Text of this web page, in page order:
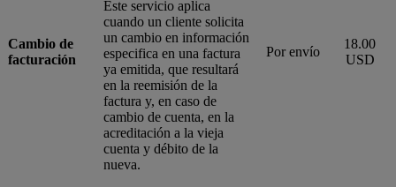
Cambio de
facturación
Este servicio aplica
cuando un cliente solicita
un cambio en información
especifica en una factura
ya emitida, que resultará
en la reemisión de la
factura y, en caso de
cambio de cuenta, en la
acreditación a la vieja
cuenta y débito de la
nueva.
Por envío
18.00
USD